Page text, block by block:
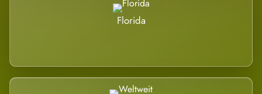
Florida